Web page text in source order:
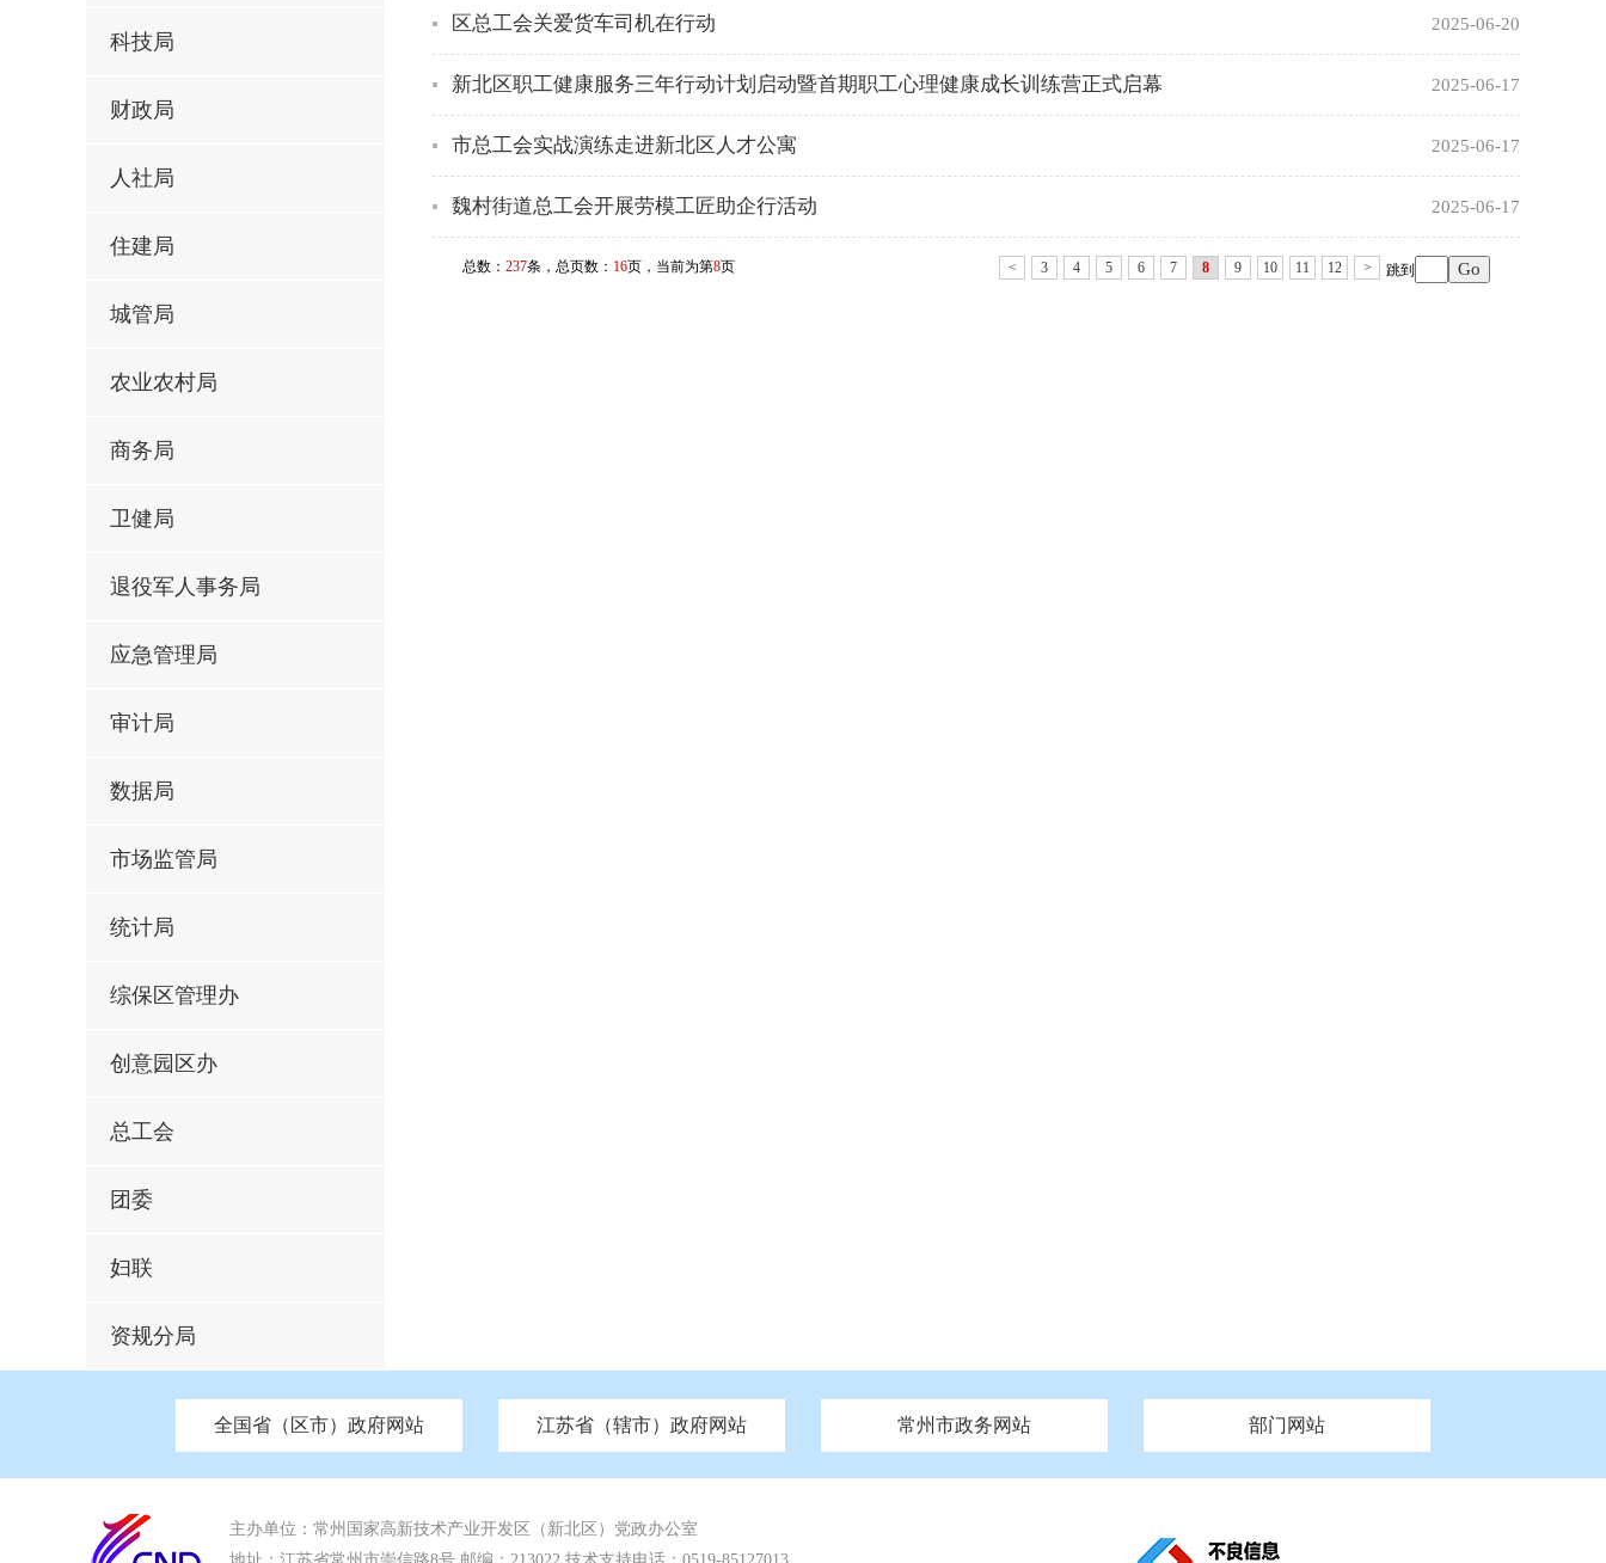
科技局
财政局
人社局
住建局
城管局
农业农村局
商务局
卫健局
退役军人事务局
应急管理局
审计局
数据局
市场监管局
统计局
综保区管理办
创意园区办
总工会
团委
妇联
资规分局
区总工会关爱货车司机在行动 2025-06-20
新北区职工健康服务三年行动计划启动暨首期职工心理健康成长训练营正式启幕 2025-06-17
市总工会实战演练走进新北区人才公寓 2025-06-17
魏村街道总工会开展劳模工匠助企行活动 2025-06-17
总数： 237条，总页数： 16页，当前为第8页 < 3 4 5 6 7 8 9 10 11 12 > 跳到
全国省（区市）政府网站
北京 天津 重庆 河南 河北 山西 辽宁 吉林 黑龙江 上海 山东 江苏 浙江 安徽 福建 江西 河南 湖北
江苏省（辖市）政府网站
中国江苏 南京市政府 苏州市政府 无锡市政府 常州市政府 徐州市政府 镇江市政府 扬州市政府 泰州市政府 盐城市政府
常州市政务网站
市发改委 市工信局 市教育局 市科技局 市民族宗教事务局 市公安局 市民政局 市司法局 市财政局 市人社局 市自然资源和规划局
市应急管理局 市审计局 市外事办 市生态环境局 市城管局
部门网站
区人大 区政协 纪委监委 检察院 组织部
主办单位：常州国家高新技术产业开发区（新北区）党政办公室